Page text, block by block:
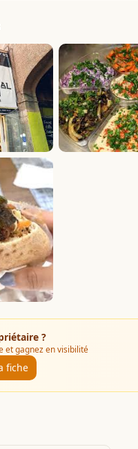
?
et gagnez en visibilité
fiche